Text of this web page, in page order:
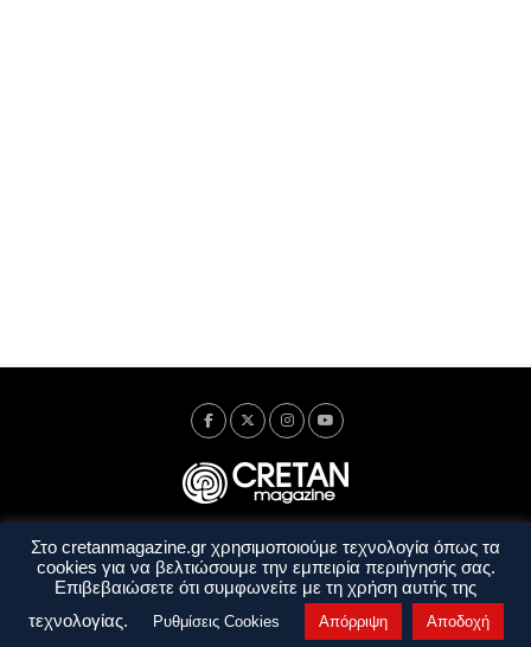
Ταυτότητα Πολιτική Απορρήτου
Όροι Χρήσης
Όροι και Προϋποθέσεις
Στο cretanmagazine.gr χρησιμοποιούμε τεχνολογία όπως τα
cookies για να βελτιώσουμε την εμπειρία περιήγησής σας.
Επιβεβαιώσετε ότι συμφωνείτε με τη χρήση αυτής της
τεχνολογίας.
Ρυθμίσεις Cookies Απόρριψη Αποδοχή